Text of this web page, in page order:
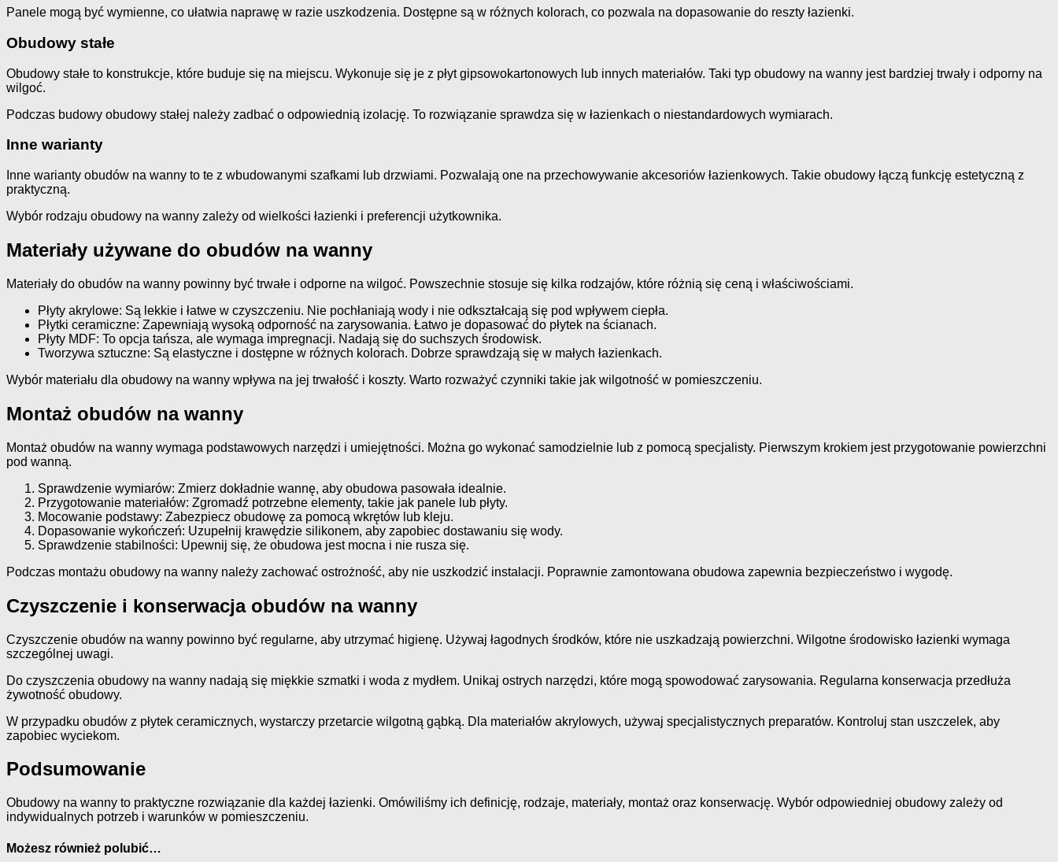
Panele mogą być wymienne, co ułatwia naprawę w razie uszkodzenia. Dostępne są w różnych kolorach, co pozwala na dopasowanie do reszty łazienki.
Obudowy stałe
Obudowy stałe to konstrukcje, które buduje się na miejscu. Wykonuje się je z płyt gipsowokartonowych lub innych materiałów. Taki typ obudowy na wanny jest bardziej trwały i odporny na
wilgoć.
Podczas budowy obudowy stałej należy zadbać o odpowiednią izolację. To rozwiązanie sprawdza się w łazienkach o niestandardowych wymiarach.
Inne warianty
Inne warianty obudów na wanny to te z wbudowanymi szafkami lub drzwiami. Pozwalają one na przechowywanie akcesoriów łazienkowych. Takie obudowy łączą funkcję estetyczną z
praktyczną.
Wybór rodzaju obudowy na wanny zależy od wielkości łazienki i preferencji użytkownika.
Materiały używane do obudów na wanny
Materiały do obudów na wanny powinny być trwałe i odporne na wilgoć. Powszechnie stosuje się kilka rodzajów, które różnią się ceną i właściwościami.
Płyty akrylowe: Są lekkie i łatwe w czyszczeniu. Nie pochłaniają wody i nie odkształcają się pod wpływem ciepła.
Płytki ceramiczne: Zapewniają wysoką odporność na zarysowania. Łatwo je dopasować do płytek na ścianach.
Płyty MDF: To opcja tańsza, ale wymaga impregnacji. Nadają się do suchszych środowisk.
Tworzywa sztuczne: Są elastyczne i dostępne w różnych kolorach. Dobrze sprawdzają się w małych łazienkach.
Wybór materiału dla obudowy na wanny wpływa na jej trwałość i koszty. Warto rozważyć czynniki takie jak wilgotność w pomieszczeniu.
Montaż obudów na wanny
Montaż obudów na wanny wymaga podstawowych narzędzi i umiejętności. Można go wykonać samodzielnie lub z pomocą specjalisty. Pierwszym krokiem jest przygotowanie powierzchni
pod wanną.
Sprawdzenie wymiarów: Zmierz dokładnie wannę, aby obudowa pasowała idealnie.
Przygotowanie materiałów: Zgromadź potrzebne elementy, takie jak panele lub płyty.
Mocowanie podstawy: Zabezpiecz obudowę za pomocą wkrętów lub kleju.
Dopasowanie wykończeń: Uzupełnij krawędzie silikonem, aby zapobiec dostawaniu się wody.
Sprawdzenie stabilności: Upewnij się, że obudowa jest mocna i nie rusza się.
Podczas montażu obudowy na wanny należy zachować ostrożność, aby nie uszkodzić instalacji. Poprawnie zamontowana obudowa zapewnia bezpieczeństwo i wygodę.
Czyszczenie i konserwacja obudów na wanny
Czyszczenie obudów na wanny powinno być regularne, aby utrzymać higienę. Używaj łagodnych środków, które nie uszkadzają powierzchni. Wilgotne środowisko łazienki wymaga
szczególnej uwagi.
Do czyszczenia obudowy na wanny nadają się miękkie szmatki i woda z mydłem. Unikaj ostrych narzędzi, które mogą spowodować zarysowania. Regularna konserwacja przedłuża
żywotność obudowy.
W przypadku obudów z płytek ceramicznych, wystarczy przetarcie wilgotną gąbką. Dla materiałów akrylowych, używaj specjalistycznych preparatów. Kontroluj stan uszczelek, aby
zapobiec wyciekom.
Podsumowanie
Obudowy na wanny to praktyczne rozwiązanie dla każdej łazienki. Omówiliśmy ich definicję, rodzaje, materiały, montaż oraz konserwację. Wybór odpowiedniej obudowy zależy od
indywidualnych potrzeb i warunków w pomieszczeniu.
Możesz również polubić…